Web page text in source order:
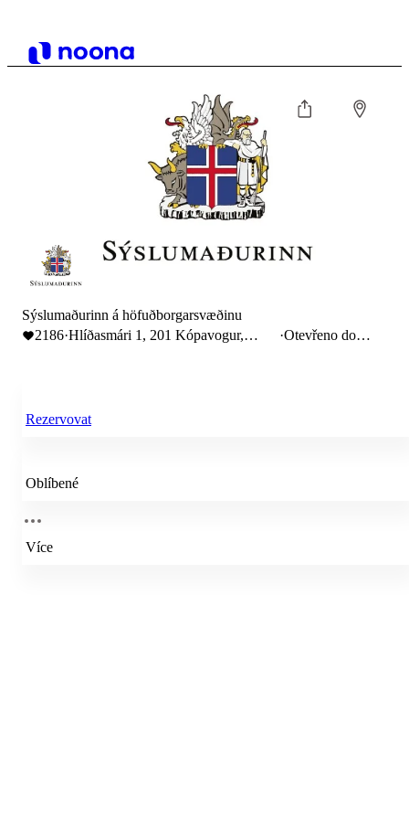
Sýslumaðurinn á höfuðborgarsvæðinu
2186·Hlíðasmári 1, 201 Kópavogur,
·Otevřeno do
Rezervovat
Oblíbené
Více